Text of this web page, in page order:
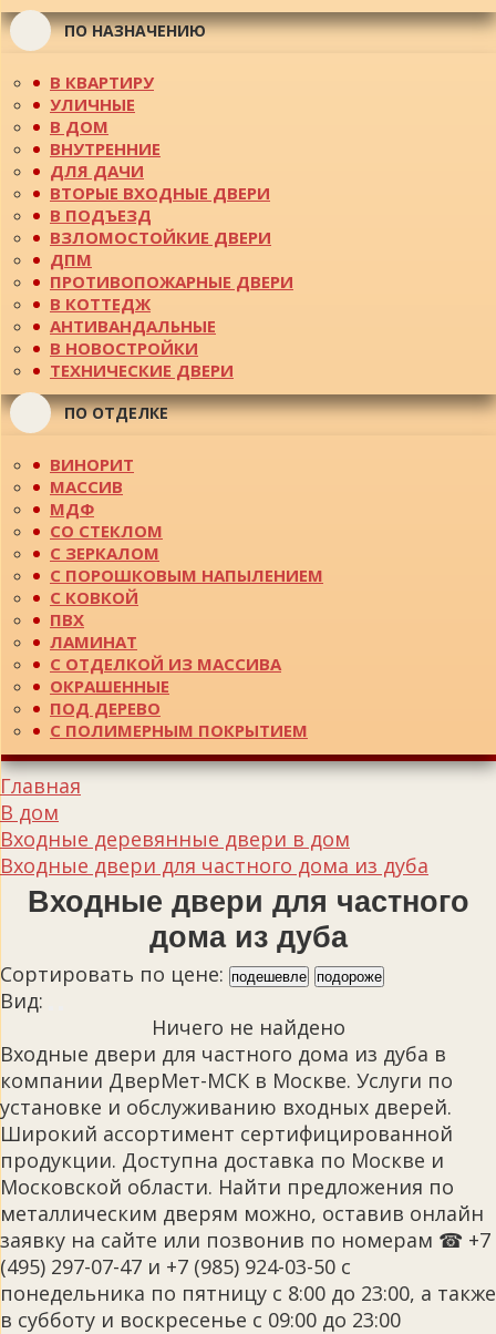
ПО НАЗНАЧЕНИЮ
В КВАРТИРУ
УЛИЧНЫЕ
В ДОМ
ВНУТРЕННИЕ
ДЛЯ ДАЧИ
ВТОРЫЕ ВХОДНЫЕ ДВЕРИ
В ПОДЪЕЗД
ВЗЛОМОСТОЙКИЕ ДВЕРИ
ДПМ
ПРОТИВОПОЖАРНЫЕ ДВЕРИ
В КОТТЕДЖ
АНТИВАНДАЛЬНЫЕ
В НОВОСТРОЙКИ
ТЕХНИЧЕСКИЕ ДВЕРИ
ПО ОТДЕЛКЕ
ВИНОРИТ
МАССИВ
МДФ
СО СТЕКЛОМ
С ЗЕРКАЛОМ
С ПОРОШКОВЫМ НАПЫЛЕНИЕМ
С КОВКОЙ
ПВХ
ЛАМИНАТ
С ОТДЕЛКОЙ ИЗ МАССИВА
ОКРАШЕННЫЕ
ПОД ДЕРЕВО
С ПОЛИМЕРНЫМ ПОКРЫТИЕМ
Главная
В дом
Входные деревянные двери в дом
Входные двери для частного дома из дуба
Входные двери для частного
дома из дуба
Сортировать по цене: подешевле подороже
Вид:
Ничего не найдено
Входные двери для частного дома из дуба в
компании ДверМет-МСК в Москве. Услуги по
установке и обслуживанию входных дверей.
Широкий ассортимент сертифицированной
продукции. Доступна доставка по Москве и
Московской области. Найти предложения по
металлическим дверям можно, оставив онлайн
заявку на сайте или позвонив по номерам ☎ +7
(495) 297-07-47 и +7 (985) 924-03-50 с
понедельника по пятницу с 8:00 до 23:00, а также
в субботу и воскресенье с 09:00 до 23:00